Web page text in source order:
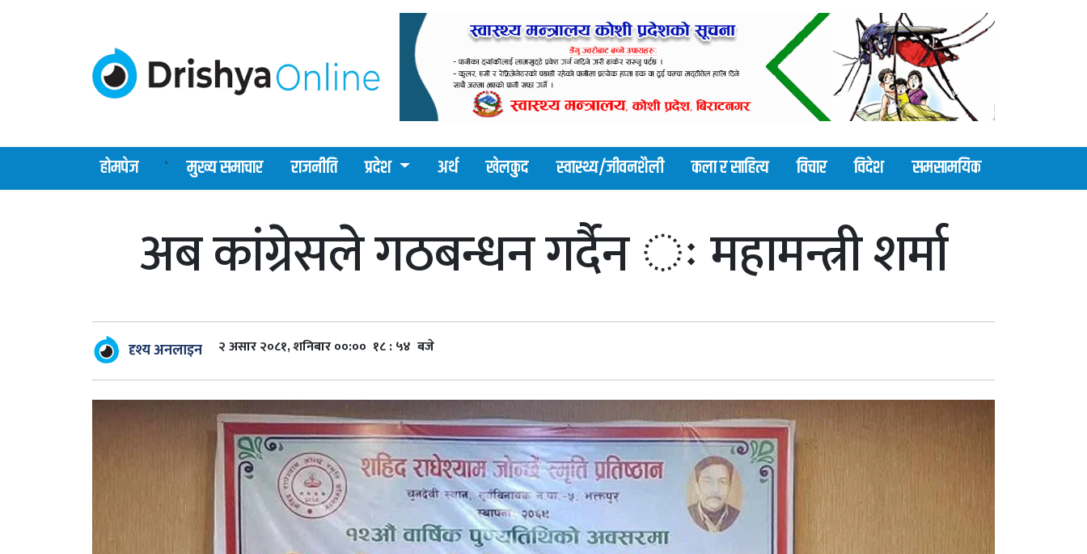
होमपेज ` मुख्य समाचार राजनीति प्रदेश अर्थ खेलकुद स्वास्थ्य/जीवनशैली कला र साहित्य विचार विदेश समसामयिक
अब कांग्रेसले गठबन्धन गर्दैन ः महामन्त्री शर्मा
दृश्य अनलाइन २ असार २०८१, शनिबार ००:०० १८ : ५४ बजे